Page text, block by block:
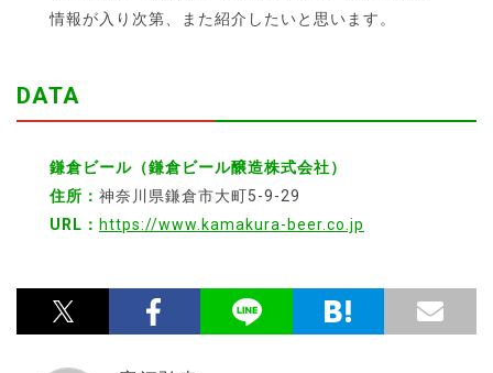
情報が入り次第、また紹介したいと思います。
DATA
鎌倉ビール（鎌倉ビール醸造株式会社）
住所： 神奈川県鎌倉市大町5-9-29
URL： https://www.kamakura-beer.co.jp